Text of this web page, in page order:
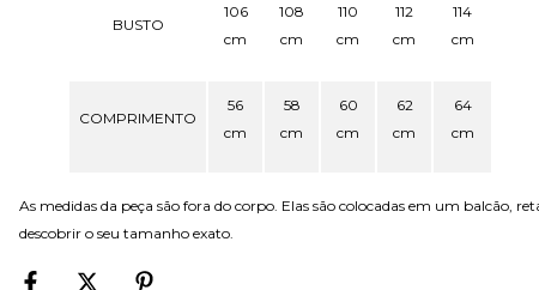
BUSTO
106
cm
108
cm
110
cm
112
cm
114
cm
COMPRIMENTO
56
cm
58
cm
60
cm
62
cm
64
cm
As medidas da peça são fora do corpo. Elas são colocadas em um balcão,
descobrir o seu tamanho exato.